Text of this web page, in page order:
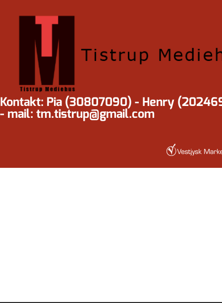
Kontakt: Pia (30807090) - Henry
- mail: tm.tistrup@gmail.com